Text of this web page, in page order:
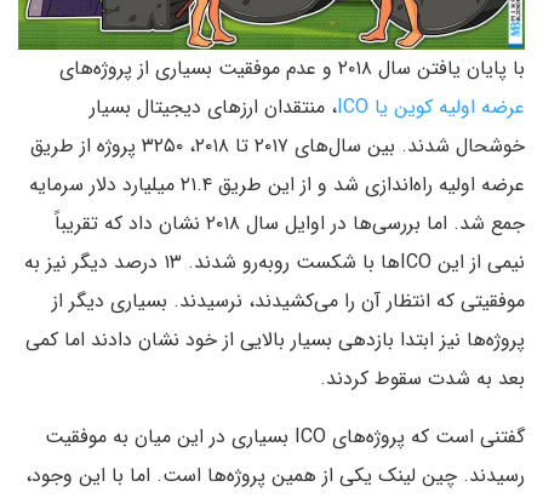
با پایان یافتن سال ۲۰۱۸ و عدم موفقیت بسیاری از پروژه‌های
عرضه اولیه کوین یا ICO
، منتقدان ارزهای دیجیتال بسیار
خوشحال شدند. بین سال‌های ۲۰۱۷ تا ۲۰۱۸، ۳۲۵۰ پروژه از طریق
عرضه اولیه راه‌اندازی شد و از این طریق ۲۱.۴ میلیارد دلار سرمایه
جمع شد. اما بررسی‌ها در اوایل سال ۲۰۱۸ نشان داد که تقریباً
نیمی از این ICO‌ها با شکست روبه‌رو شدند. ۱۳ درصد دیگر نیز به
موفقیتی که انتظار آن را می‌کشیدند، نرسیدند. بسیاری دیگر از
پروژه‌ها نیز ابتدا بازدهی بسیار بالایی از خود نشان دادند اما کمی
بعد به شدت سقوط کردند.
گفتنی ا‌ست که پروژه‌های ICO بسیاری در این میان به موفقیت
رسیدند. چین لینک یکی از همین پروژه‌ها است. اما با این وجود،